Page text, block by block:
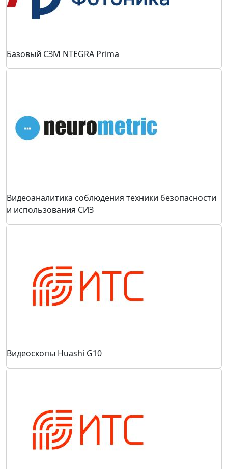
Базовый СЗМ NTEGRA Prima
Видеоаналитика соблюдения техники безопасности
и использования СИЗ
Видеоскопы Huashi G10